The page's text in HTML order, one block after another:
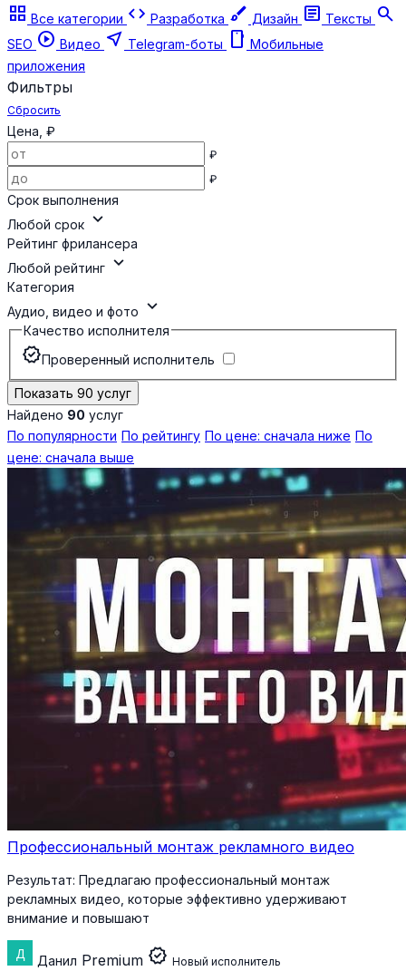
grid_view Все категории code Разработка brush Дизайн article Тексты search
SEO play_circle Видео near_me Telegram-боты smartphone Мобильные
приложения
Фильтры
Сбросить
Цена, ₽
₽
₽
Срок выполнения
Любой срок expand_more
Рейтинг фрилансера
Любой рейтинг expand_more
Категория
Аудио, видео и фото expand_more
Качество исполнителя
verifiedПроверенный исполнитель
Показать 90 услуг
Найдено 90 услуг
По популярности По рейтингу По цене: сначала ниже По
цене: сначала выше
Профессиональный монтаж рекламного видео
Результат: Предлагаю профессиональный монтаж
рекламных видео, которые эффективно удерживают
внимание и повышают
Данил Premium verified Новый исполнитель